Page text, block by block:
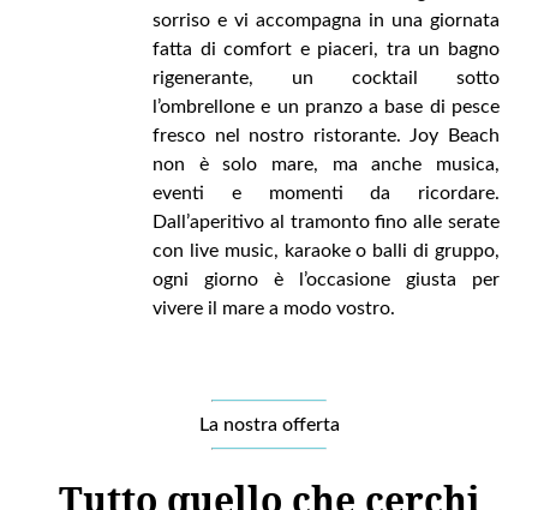
sorriso e vi accompagna in una giornata
fatta di comfort e piaceri, tra un bagno
rigenerante, un cocktail sotto
l’ombrellone e un pranzo a base di pesce
fresco nel nostro ristorante. Joy Beach
non è solo mare, ma anche musica,
eventi e momenti da ricordare.
Dall’aperitivo al tramonto fino alle serate
con live music, karaoke o balli di gruppo,
ogni giorno è l’occasione giusta per
vivere il mare a modo vostro.
La nostra offerta
Tutto quello che cerchi